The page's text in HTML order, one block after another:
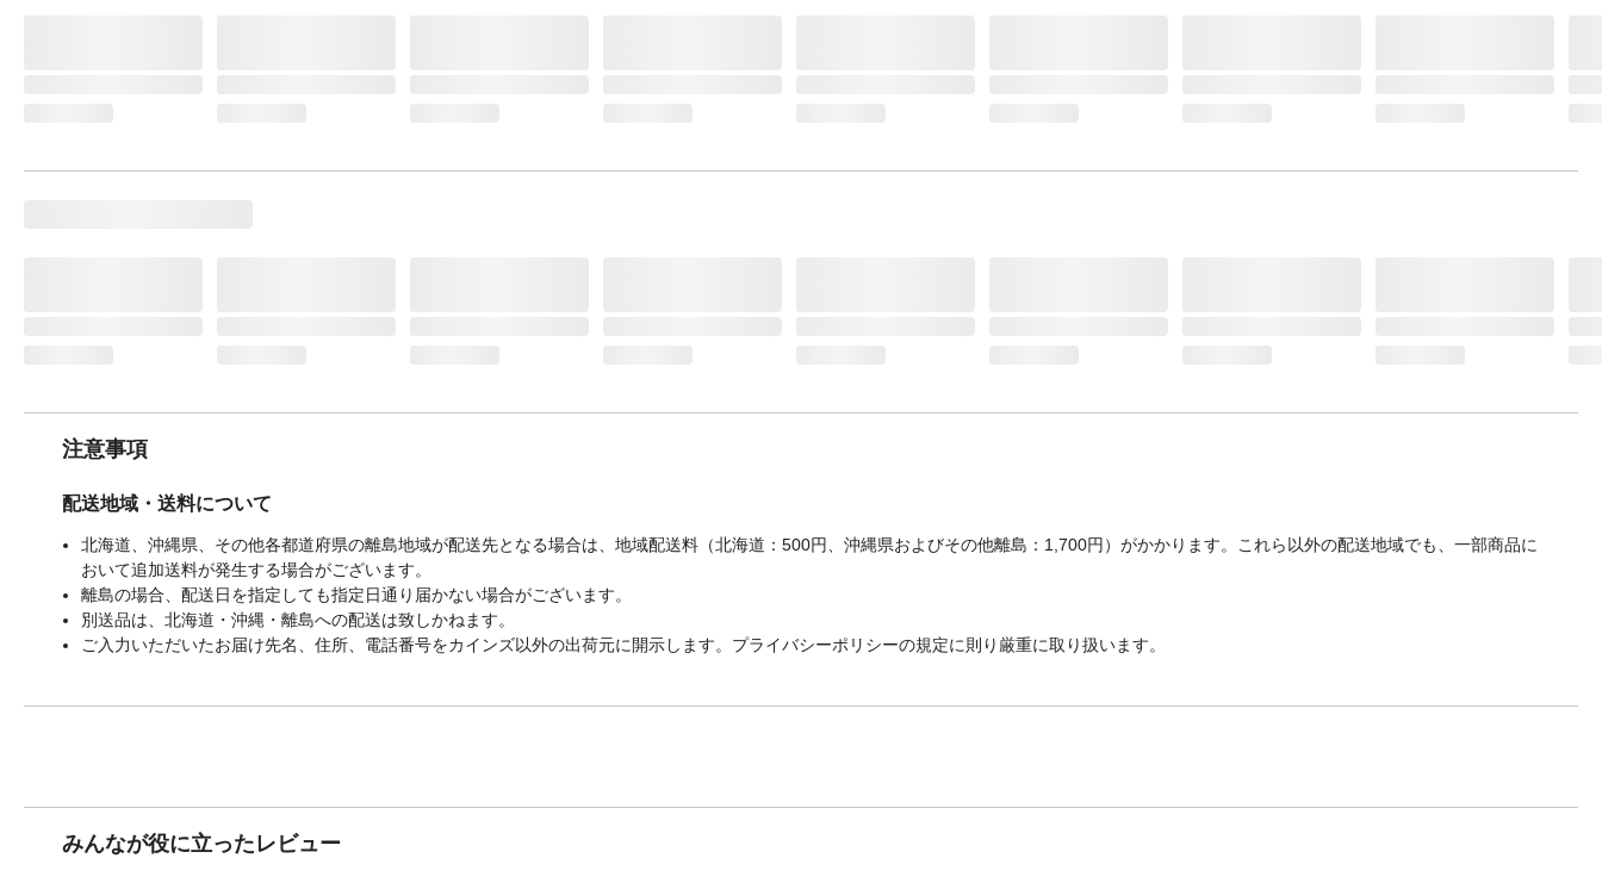
注意事項
配送地域・送料について
北海道、沖縄県、その他各都道府県の離島地域が配送先となる場合は、地域配送料（北海道：500円、沖縄県およびその他離島：1,700円）がかかります。これら以外の配送地域でも、一部商品に
おいて追加送料が発生する場合がございます。
離島の場合、配送日を指定しても指定日通り届かない場合がございます。
別送品は、北海道・沖縄・離島への配送は致しかねます。
ご入力いただいたお届け先名、住所、電話番号をカインズ以外の出荷元に開示します。プライバシーポリシーの規定に則り厳重に取り扱います。
みんなが役に立ったレビュー